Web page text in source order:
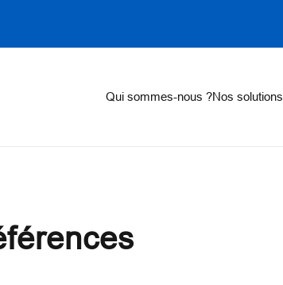
Qui sommes-nous ?Nos solutions